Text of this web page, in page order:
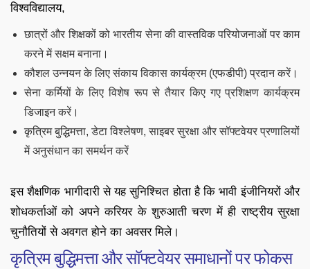
विश्वविद्यालय,
छात्रों और शिक्षकों को भारतीय सेना की वास्तविक परियोजनाओं पर काम
करने में सक्षम बनाना।
कौशल उन्नयन के लिए संकाय विकास कार्यक्रम (एफडीपी) प्रदान करें।
सेना कर्मियों के लिए विशेष रूप से तैयार किए गए प्रशिक्षण कार्यक्रम
डिजाइन करें।
कृत्रिम बुद्धिमत्ता, डेटा विश्लेषण, साइबर सुरक्षा और सॉफ्टवेयर प्रणालियों
में अनुसंधान का समर्थन करें
इस शैक्षणिक भागीदारी से यह सुनिश्चित होता है कि भावी इंजीनियरों और
शोधकर्ताओं को अपने करियर के शुरुआती चरण में ही राष्ट्रीय सुरक्षा
चुनौतियों से अवगत होने का अवसर मिले।
कृत्रिम बुद्धिमत्ता और सॉफ्टवेयर समाधानों पर फोकस